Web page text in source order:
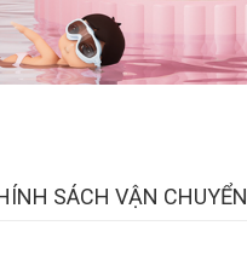
SÁCH VẬN CHUYỂN